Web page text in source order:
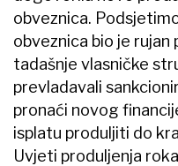
obveznica.
obveznica bio je rujan
tadašnje vlasničke
prevladavali
pronaći novog
isplatu produljiti do
Uvjeti produljenja